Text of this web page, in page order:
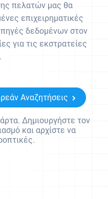
πελατών μας θα
επιχειρηματικές
δεδομένων στον
για τις εκστρατείες
Αναζητήσεις
Δημιουργήστε τον
και αρχίστε να